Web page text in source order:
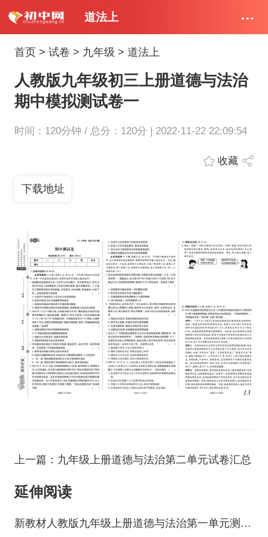
道法上
首页 > 试卷 > 九年级 > 道法上
人教版九年级初三上册道德与法治
期中模拟测试卷一
时间：120分钟 / 总分：120分 | 2022-11-22 22:09:54
收藏
下载地址
上一篇：九年级上册道德与法治第二单元试卷汇总
延伸阅读
新教材人教版九年级上册道德与法治第一单元测试卷六